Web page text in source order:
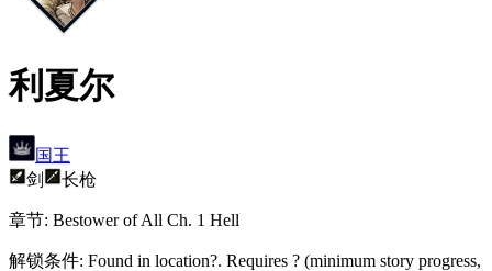
利夏尔
国王
剑
长枪
章节: Bestower of All Ch. 1 Hell
解锁条件: Found in location?. Requires ? (minimum story progress,